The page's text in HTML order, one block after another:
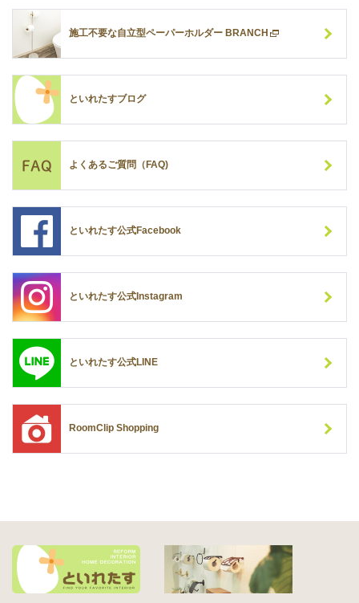
施工不要な自立型ペーパーホルダー BRANCH
といれたすブログ
よくあるご質問（FAQ)
といれたす公式Facebook
といれたす公式Instagram
といれたす公式LINE
RoomClip Shopping